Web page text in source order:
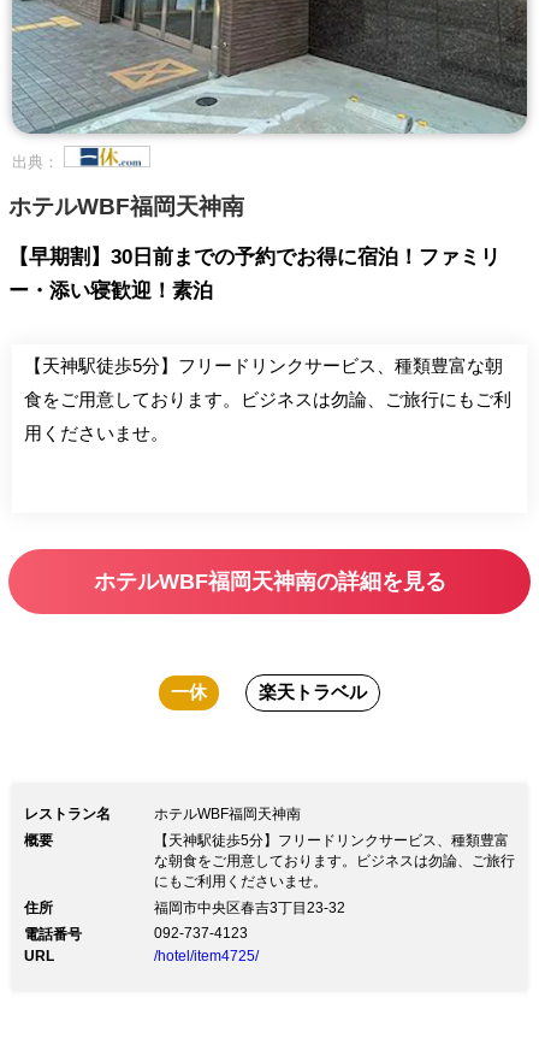
出典：
ホテルWBF福岡天神南
【早期割】30日前までの予約でお得に宿泊！ファミリ
ー・添い寝歓迎！素泊
【天神駅徒歩5分】フリードリンクサービス、種類豊富な朝
食をご用意しております。ビジネスは勿論、ご旅行にもご利
用くださいませ。
ホテルWBF福岡天神南の詳細を見る
一休 楽天トラベル
レストラン名
ホテルWBF福岡天神南
概要
【天神駅徒歩5分】フリードリンクサービス、種類豊富
な朝食をご用意しております。ビジネスは勿論、ご旅行
にもご利用くださいませ。
住所
福岡市中央区春吉3丁目23-32
電話番号
092-737-4123
URL
/hotel/item4725/